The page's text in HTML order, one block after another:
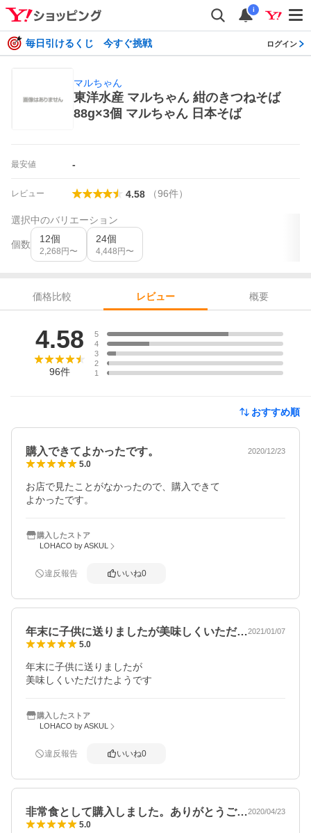
i
毎日引けるくじ 今すぐ挑戦 ログイン
マルちゃん
東洋水産 マルちゃん 紺のきつねそば
88g×3個 マルちゃん 日本そば
最安値 -
レビュー 4.58 （96件）
選択中のバリエーション
個数 12個
2,268 円〜
24個
4,448 円〜
価格比較 レビュー
概要
4.58
96件
5
4
3
2
1
おすすめ順
購入できてよかったです。 2020/12/23
5.0
お店で見たことがなかったので、購入できて
よかったです。
購入したストア
LOHACO by ASKUL
違反報告 いいね0
年末に子供に送りましたが美味しくいただ…2021/01/07
5.0
年末に子供に送りましたが
美味しくいただけたようです
購入したストア
LOHACO by ASKUL
違反報告 いいね0
非常食として購入しました。ありがとうご…2020/04/23
5.0